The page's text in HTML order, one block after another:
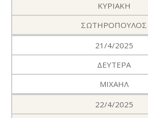
ΚΥΡΙΑΚΗ
ΣΩΤΗΡΟΠΟΥΛΟΣ
21/4/2025
ΔΕΥΤΕΡΑ
ΜΙΧΑΗΛ
22/4/2025